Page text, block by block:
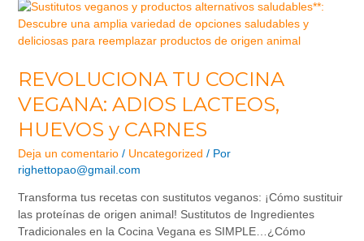
REVOLUCIONA TU COCINA
VEGANA: ADIOS LACTEOS,
HUEVOS y CARNES
Deja un comentario / Uncategorized / Por
righettopao@gmail.com
Transforma tus recetas con sustitutos veganos: ¡Cómo sustituir
las proteínas de origen animal! Sustitutos de Ingredientes
Tradicionales en la Cocina Vegana es SIMPLE…¿Cómo